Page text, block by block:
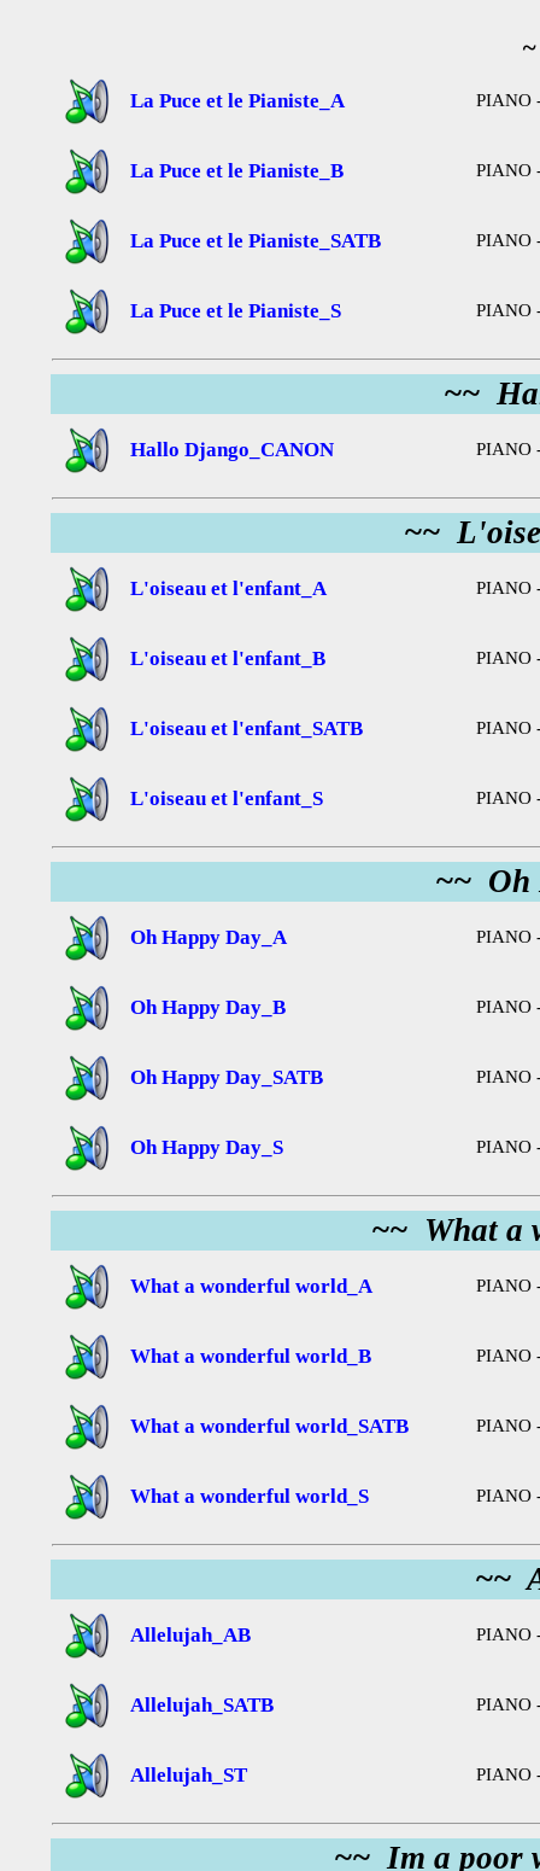
La Puce et le Pianiste_A PIANO
La Puce et le Pianiste_B PIANO
La Puce et le Pianiste_SATB PIANO
La Puce et le Pianiste_S PIANO
~~
Hallo Django_CANON PIANO
~~
L'oiseau et l'enfant_A PIANO
L'oiseau et l'enfant_B PIANO
L'oiseau et l'enfant_SATB PIANO
L'oiseau et l'enfant_S PIANO
~~ Oh
Oh Happy Day_A PIANO
Oh Happy Day_B PIANO
Oh Happy Day_SATB PIANO
Oh Happy Day_S PIANO
~~ What a
What a wonderful world_A PIANO
What a wonderful world_B PIANO
What a wonderful world_SATB PIANO
What a wonderful world_S PIANO
~~
Allelujah_AB PIANO
Allelujah_SATB PIANO
Allelujah_ST PIANO
~~ Im a poor